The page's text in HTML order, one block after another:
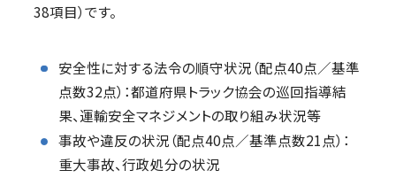
38項目）です。
安全性に対する法令の順守状況（配点40点／基準
点数32点）：都道府県トラック協会の巡回指導結
果、運輸安全マネジメントの取り組み状況等
事故や違反の状況（配点40点／基準点数21点）：
重大事故、行政処分の状況